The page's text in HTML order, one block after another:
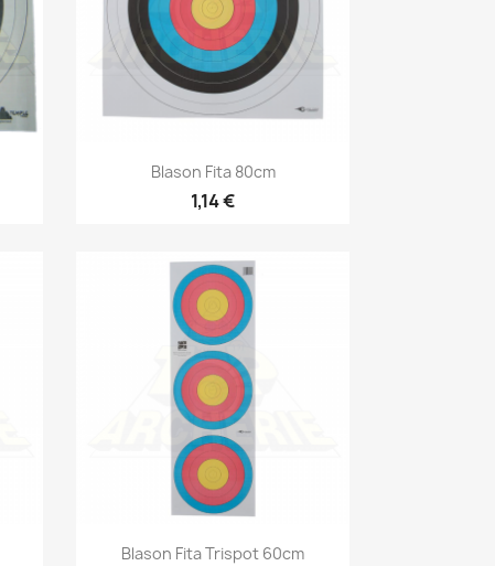
Blason Fita 80cm
1,14 €
Aperçu rapide
Blason Fita Trispot 60cm
Aperçu rapide